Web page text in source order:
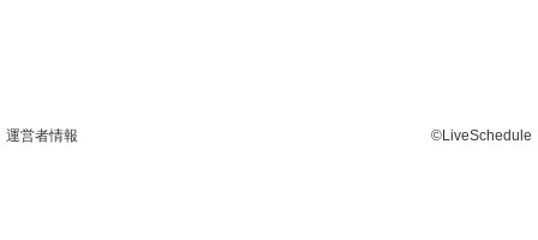
©LiveSchedule
運営者情報